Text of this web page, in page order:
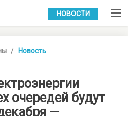
УКР РУС
НОВОСТИ
Новость
очередей будут
—